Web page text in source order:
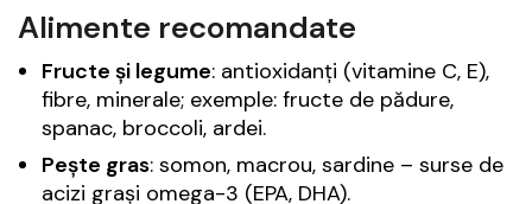
Alimente recomandate
Fructe și legume: antioxidanți (vitamine C, E),
fibre, minerale; exemple: fructe de pădure,
spanac, broccoli, ardei.
Pește gras: somon, macrou, sardine – surse de
acizi grași omega-3 (EPA, DHA).